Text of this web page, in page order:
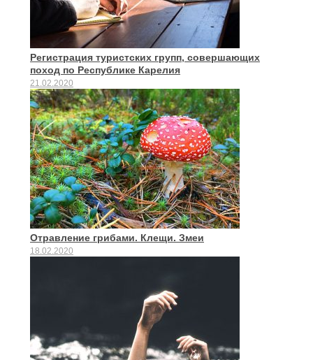
Регистрация туристских групп, совершающих
поход по Республике Карелия
21.02.2020
Отравление грибами. Клещи. Змеи
18.02.2020